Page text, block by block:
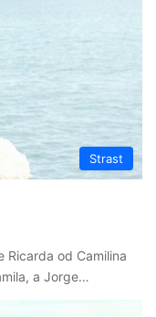
Strast
Ricarda od Camilina
a Jorge…